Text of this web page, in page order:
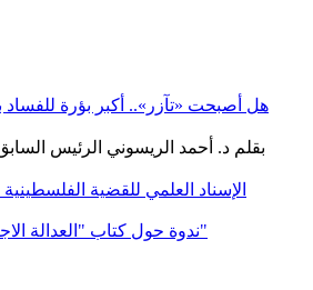
هل أصبحت «تآزر».. أكبر بؤرة للفساد
الإسناد العلمي للقضية
ندوة حول كتاب "العدالة الاجتماعية في الإسلام"